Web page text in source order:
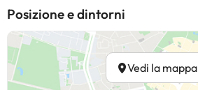
Posizione e dintorni
Vedi la mappa